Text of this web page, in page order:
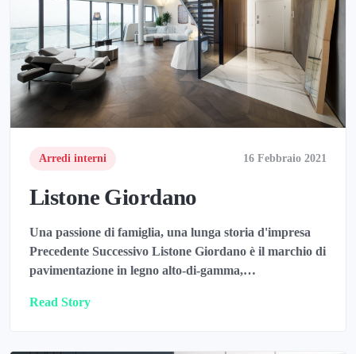
Arredi interni 16 Febbraio 2021
Listone Giordano
Una passione di famiglia, una lunga storia d'impresa
Precedente Successivo Listone Giordano è il marchio di
pavimentazione in legno alto-di-gamma,…
Read Story